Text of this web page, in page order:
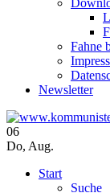
Fahne
Newsletter
06
Do, Aug.
Start
Suche